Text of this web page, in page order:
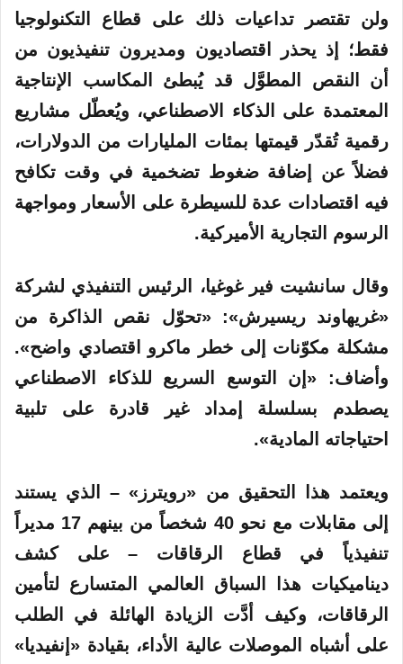
ولن تقتصر تداعيات ذلك على قطاع التكنولوجيا
فقط؛ إذ يحذر اقتصاديون ومديرون تنفيذيون من
أن النقص المطوَّل قد يُبطئ المكاسب الإنتاجية
المعتمدة على الذكاء الاصطناعي، ويُعطّل مشاريع
رقمية تُقدّر قيمتها بمئات المليارات من الدولارات،
فضلاً عن إضافة ضغوط تضخمية في وقت تكافح
فيه اقتصادات عدة للسيطرة على الأسعار ومواجهة
الرسوم التجارية الأميركية.
وقال سانشيت فير غوغيا، الرئيس التنفيذي لشركة
«غريهاوند ريسيرش»: «تحوّل نقص الذاكرة من
مشكلة مكوّنات إلى خطر ماكرو اقتصادي واضح».
وأضاف: «إن التوسع السريع للذكاء الاصطناعي
يصطدم بسلسلة إمداد غير قادرة على تلبية
احتياجاته المادية».
ويعتمد هذا التحقيق من «رويترز» – الذي يستند
إلى مقابلات مع نحو 40 شخصاً من بينهم 17 مديراً
تنفيذياً في قطاع الرقاقات – على كشف
ديناميكيات هذا السباق العالمي المتسارع لتأمين
الرقاقات، وكيف أدَّت الزيادة الهائلة في الطلب
على أشباه الموصلات عالية الأداء، بقيادة «إنفيديا»